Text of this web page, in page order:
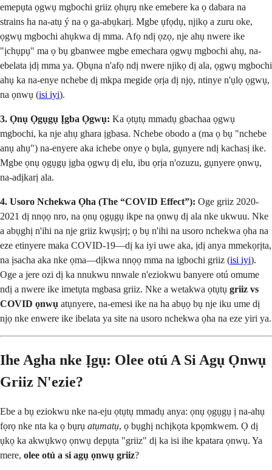
emepụta ọgwụ mgbochi griiz ọhụrụ nke emebere ka ọ dabara na
strains ha na-atụ ý na ọ ga-abụkarị. Mgbe ụfọdụ, njikọ a zuru oke,
ọgwụ mgbochi ahụkwa dị mma. Afọ ndị ọzọ, nje ahụ nwere ike
"ịchụpụ" ma ọ bụ gbanwee mgbe emechara ọgwụ mgbochi ahụ, na-
ebelata ịdị mma ya. Ọbụna n'afọ ndị nwere njikọ dị ala, ọgwụ mgbochi
ahụ ka na-enye nchebe dị mkpa megide ọrịa dị njọ, ntinye n'ụlọ ọgwụ,
na ọnwụ (isi iyi).
3. Ọnụ Ọgụgụ Ịgba Ọgwụ: Ka ọtụtụ mmadụ gbachaa ọgwụ
mgbochi, ka nje ahụ ghara ịgbasa. Nchebe obodo a (ma ọ bụ "nchebe
anụ ahụ") na-enyere aka ichebe onye ọ bụla, gụnyere ndị kachasị ike.
Mgbe ọnụ ọgụgụ ịgba ọgwụ dị elu, ibu ọrịa n'ozuzu, gụnyere ọnwụ,
na-adịkarị ala.
4. Usoro Nchekwa Ọha (The “COVID Effect”): Oge griiz 2020-
2021 dị nnọọ nro, na ọnụ ọgụgụ ikpe na ọnwụ dị ala nke ukwuu. Nke
a abụghị n'ihi na nje griiz kwụsịrị; ọ bụ n'ihi na usoro nchekwa ọha na
eze etinyere maka COVID-19—dị ka iyi uwe aka, ịdị anya mmekọrịta,
na ịsacha aka nke ọma—dịkwa nnọọ mma na igbochi griiz (isi iyi).
Oge a jere ozi dị ka nnukwu nnwale n'eziokwu banyere otú omume
ndị a nwere ike imetụta mgbasa griiz. Nke a wetakwa ọtụtụ griiz vs
COVID ọnwụ atụnyere, na-emesi ike na ha abụọ bụ nje iku ume dị
njọ nke enwere ike ibelata ya site na usoro nchekwa ọha na eze yiri ya.
Ihe Agha nke Ịgụ: Olee otú A Si Agụ Ọnwụ
Griiz N'ezie?
Ebe a bụ eziokwu nke na-eju ọtụtụ mmadụ anya: ọnụ ọgụgụ ị na-ahụ
fọrọ nke nta ka ọ bụrụ atụmatụ, ọ bụghị nchịkọta kpọmkwem. Ọ dị
ụkọ ka akwụkwọ ọnwụ depụta "griiz" dị ka isi ihe kpatara ọnwụ. Ya
mere, olee otú a si agụ ọnwụ griiz?